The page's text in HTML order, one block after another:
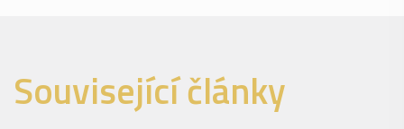
Související články